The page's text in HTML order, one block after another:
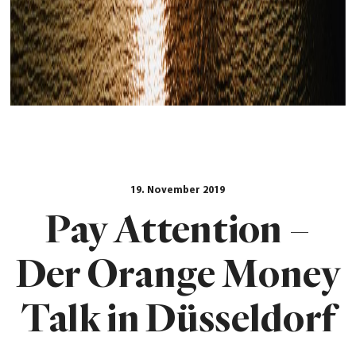
19. November 2019
Pay Attention –
Der Orange Money
Talk in Düsseldorf